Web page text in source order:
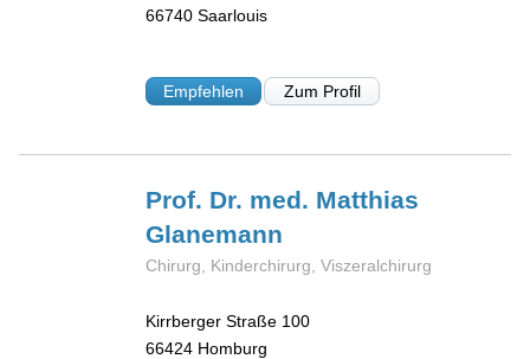
66740 Saarlouis
Empfehlen Zum Profil
Prof. Dr. med. Matthias
Glanemann
Chirurg, Kinderchirurg, Viszeralchirurg
Kirrberger Straße 100
66424 Homburg